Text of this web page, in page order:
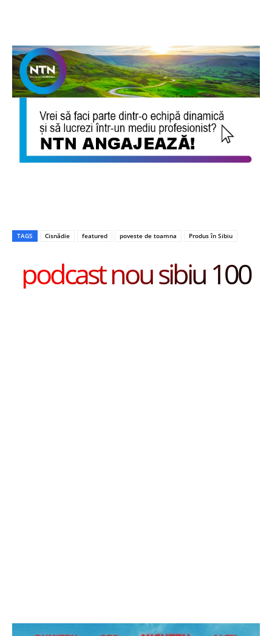
TAGS Cisnădie featured poveste de toamna Produs în Sibiu
podcast nou sibiu 100